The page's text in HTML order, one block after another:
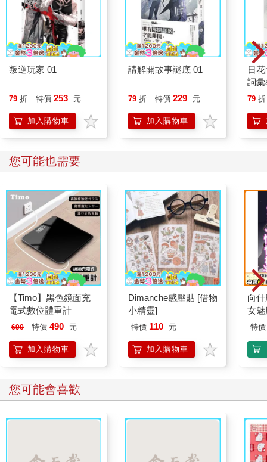
叛逆玩家 01
79 折 特價 253 元
加入購物車
請解開故事謎底 01
79 折 特價 229 元
加入購物車
日
詞
79 折
您可能也需要
【Timo】黑色鏡面充
電式數位體重計
690 特價 490 元
加入購物車
Dimanche感壓貼 [借物
小精靈]
特價 110 元
加入購物車
向
女
特價
您可能會喜歡